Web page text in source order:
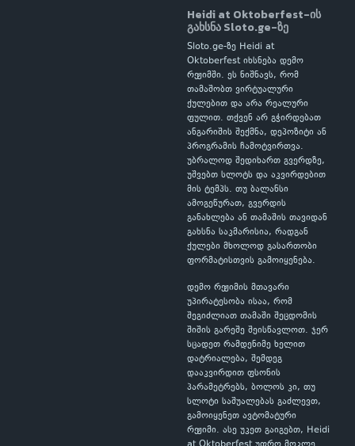
Heidi at Oktoberfest-ის
გახსნა Sloto.ge-ზე
Sloto.ge-ზე Heidi at
Oktoberfest იხსნება დემო
რეჟიმში. ეს ნიშნავს, რომ
თამაშობთ ვირტუალური
ქულებით და არა რეალური
ფულით. თქვენ არ გჭირდებათ
ანგარიშის შექმნა, დეპოზიტი ან
პროგრამის ჩამოტვირთვა.
უბრალოდ შედიხართ გვერდზე,
უშვებთ სლოტს და აკვირდებით
მის ტემპს. თუ ბალანსი
ამოგეწურათ, გვერდის
განახლება ან თამაშის თავიდან
გახსნა საკმარისია, რადგან
ქულები მხოლოდ გასართობი
ფორმატისთვის გამოიყენება.
დემო რეჟიმის მთავარი
უპირატესობა ისაა, რომ
შეგიძლიათ თამაში შეცდომის
შიშის გარეშე შეისწავლოთ. ჯერ
სცადეთ რამდენიმე ხელით
დატრიალება, შემდეგ
დააკვირდით ფსონის
პარამეტრებს, ბოლოს კი, თუ
სლოტი საშუალებას გაძლევთ,
გამოიყენეთ ავტომატური
რეჟიმი. ასე უკეთ გაიგებთ, Heidi